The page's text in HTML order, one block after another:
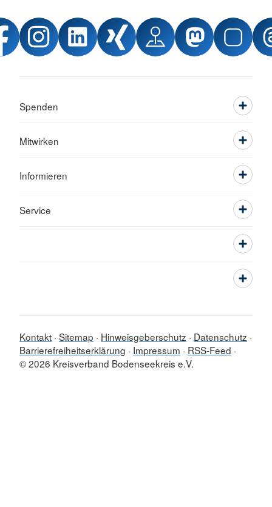
Spenden
Mitwirken
Informieren
Service
Kontakt Sitemap Hinweisgeberschutz
Datenschutz
Barrierefreiheitserklärung
Impressum
RSS-Feed
© 2026 Kreisverband Bodenseekreis e.V.